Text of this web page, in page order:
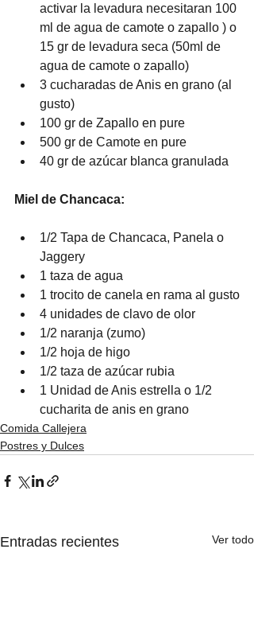
activar la levadura necesitaran 100
ml de agua de camote o zapallo ) o
15 gr de levadura seca (50ml de
agua de camote o zapallo)
3 cucharadas de Anis en grano (al
gusto)
100 gr de Zapallo en pure
500 gr de Camote en pure
40 gr de azúcar blanca granulada
Miel de Chancaca:
1/2 Tapa de Chancaca, Panela o
Jaggery
1 taza de agua
1 trocito de canela en rama al gusto
4 unidades de clavo de olor
1/2 naranja (zumo)
1/2 hoja de higo
1/2 taza de azúcar rubia
1 Unidad de Anis estrella o 1/2
cucharita de anis en grano
Comida Callejera
Postres y Dulces
Entradas recientes Ver todo